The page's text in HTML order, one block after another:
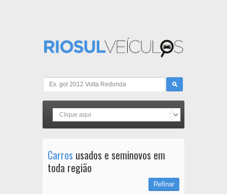
Carros usados e seminovos em
toda região
Refinar